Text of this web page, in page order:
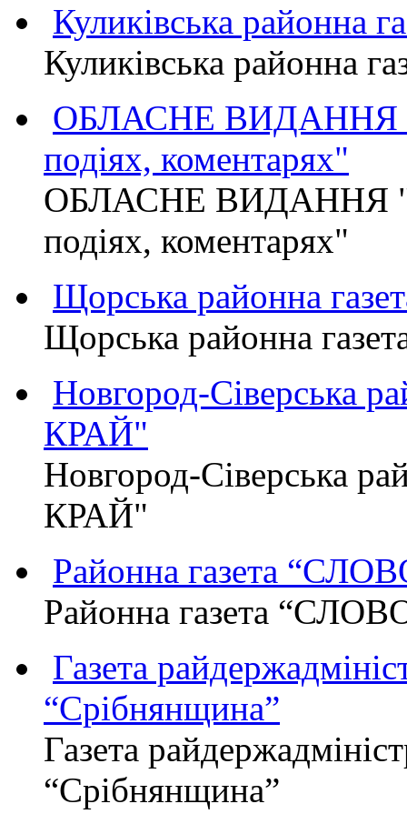
Куликівська районна
Куликівська районна
ОБЛАСНЕ ВИДАННЯ
подіях, коментарях"
ОБЛАСНЕ ВИДАННЯ
подіях, коментарях"
Щорська районна
Щорська районна
Новгород-Сіверська
КРАЙ"
Новгород-Сіверська
КРАЙ"
Районна газета
Районна газета
Газета
“Срібнянщина”
Газета
“Срібнянщина”